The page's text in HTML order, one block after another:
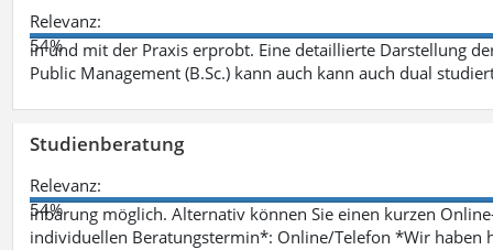
Relevanz:
54%
in und mit der Praxis erprobt. Eine detaillierte Darstellung
Public Management (B.Sc.) kann auch kann auch dual
Studienberatung
Relevanz:
54%
inbarung möglich. Alternativ können Sie einen kurzen
individuellen Beratungstermin*: Online/Telefon *Wir haben